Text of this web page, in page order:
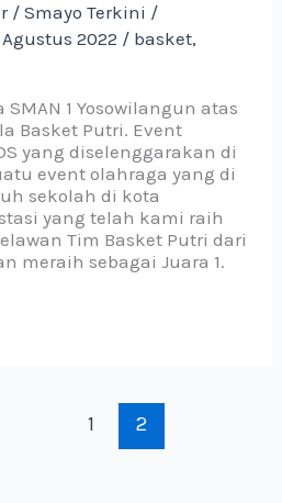
/Smayo Terkini /
2022 / basket,
SMAN 1 Yosowilangun atas
Basket Putri. Event
yang diselenggarakan di
event olahraga yang di
sekolah di kota
yang telah kami raih
Tim Basket Putri dari
meraih sebagai Juara 1.
1 2